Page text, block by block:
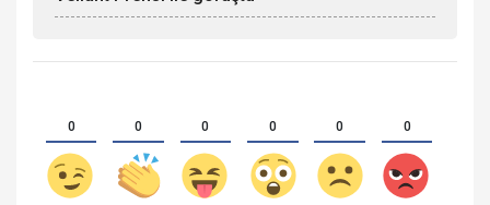
0 0 0 0 0 0